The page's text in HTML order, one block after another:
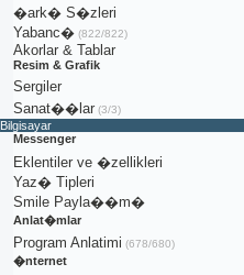
�ark� S�zleri
Yabanc�(822/822)
Akorlar & Tablar
Resim & Grafik
Sergiler
Sanat��lar(3/3)
Bilgisayar
Messenger
Eklentiler ve �zellikleri
Yaz� Tipleri
Smile Payla��m�
Anlat�mlar
Program Anlatimi (678/680)
�nternet